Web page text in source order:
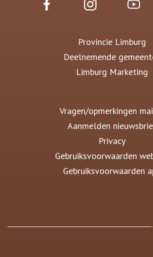
Provincie Limburg
Deelnemende
Limburg Marketing
Vragen/opmerkingen
Aanmelden
Privacy
Gebruiksvoorwaarden
Gebruiksvoorwaarden